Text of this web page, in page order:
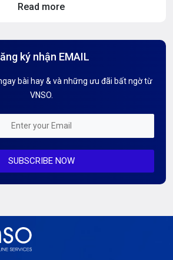
chủ riêng)
Read more
ký nhận EMAIL
bài hay & và những ưu đãi bất ngờ từ
VNSO.
SUBSCRIBE NOW